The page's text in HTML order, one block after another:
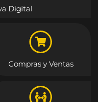
Digital
Compras y Ventas